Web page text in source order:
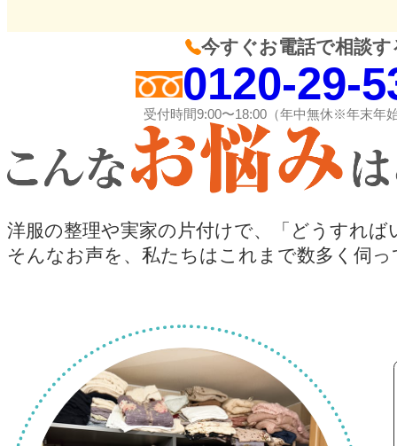
今すぐお電話で相談す
0120-29-
受付時間9:00〜18:00（年中無休※年末年
洋服の整理や実家の片付けで、
「どうすれ
そんなお声を、私たちはこれまで数多く伺